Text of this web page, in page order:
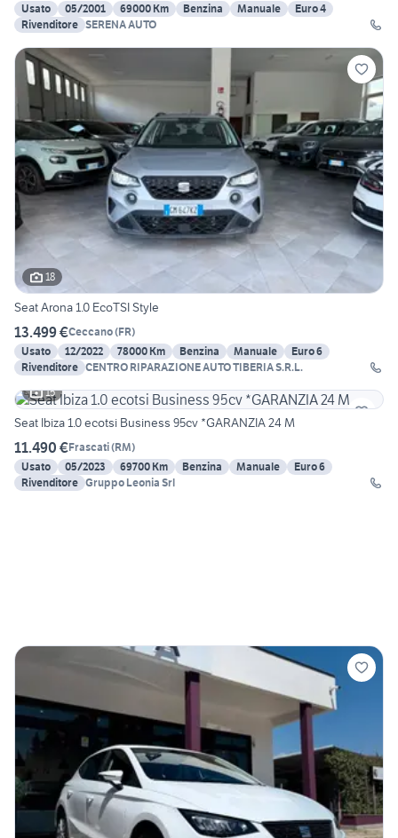
Usato 05/2001 69000 Km Benzina Manuale
Euro 4
Rivenditore SERENA AUTO
18
Seat Arona 1.0 EcoTSI Style
13.499 €Ceccano(FR)
Usato
12/2022 78000 Km Benzina Manuale
Euro 6
Rivenditore CENTRO RIPARAZIONE AUTO TIBERIA S.R.L.
15
Seat Ibiza 1.0 ecotsi Business 95cv *GARANZIA 24 M
11.490 €Frascati(RM)
Usato
05/2023 69700 Km Benzina Manuale
Euro 6
Rivenditore Gruppo Leonia Srl